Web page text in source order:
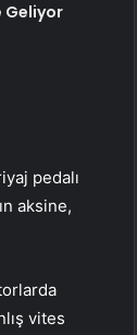
Geliyor
pedalı
aksine,
vites